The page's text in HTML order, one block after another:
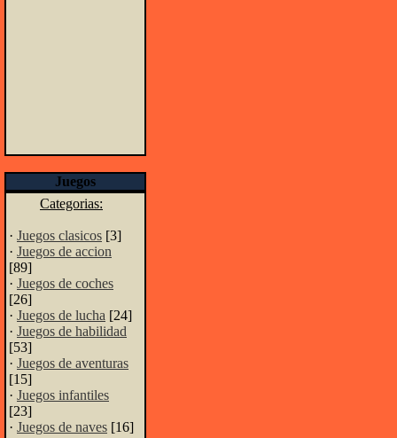
Juegos
Categorias:
· Juegos clasicos [3]
· Juegos de accion
[89]
· Juegos de coches
[26]
· Juegos de lucha [24]
· Juegos de habilidad
[53]
· Juegos de aventuras
[15]
· Juegos infantiles
[23]
· Juegos de naves [16]